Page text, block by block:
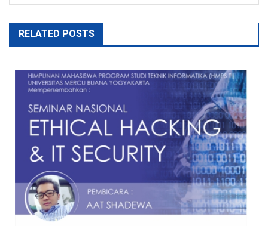
RELATED POSTS